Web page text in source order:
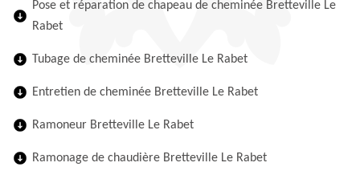
Pose et réparation de chapeau de cheminée Bretteville Le
Rabet
Tubage de cheminée Bretteville Le Rabet
Entretien de cheminée Bretteville Le Rabet
Ramoneur Bretteville Le Rabet
Ramonage de chaudière Bretteville Le Rabet